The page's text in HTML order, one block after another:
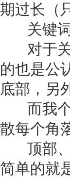
期过长（
关键词
对于关
的也是公
底部，另
而我个
散每个角
顶部、
简单的就